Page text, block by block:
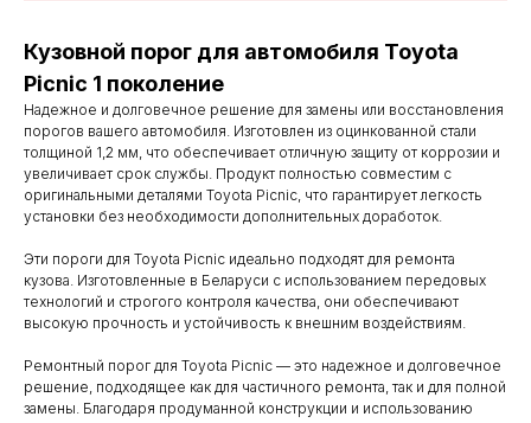
Кузовной порог для автомобиля Toyota
Picnic 1 поколение
Надежное и долговечное решение для замены или восстановления
порогов вашего автомобиля. Изготовлен из оцинкованной стали
толщиной 1,2 мм, что обеспечивает отличную защиту от коррозии и
увеличивает срок службы. Продукт полностью совместим с
оригинальными деталями Toyota Picnic, что гарантирует легкость
установки без необходимости дополнительных доработок.
Эти пороги для Toyota Picnic идеально подходят для ремонта
кузова. Изготовленные в Беларуси с использованием передовых
технологий и строгого контроля качества, они обеспечивают
высокую прочность и устойчивость к внешним воздействиям.
Ремонтный порог для Toyota Picnic — это надежное и долговечное
решение, подходящее как для частичного ремонта, так и для полной
замены. Благодаря продуманной конструкции и использованию